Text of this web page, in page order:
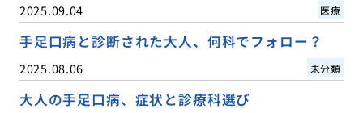
2025.09.04 医療
手足口病と診断された大人、何科でフォロー？
2025.08.06 未分類
大人の手足口病、症状と診療科選び